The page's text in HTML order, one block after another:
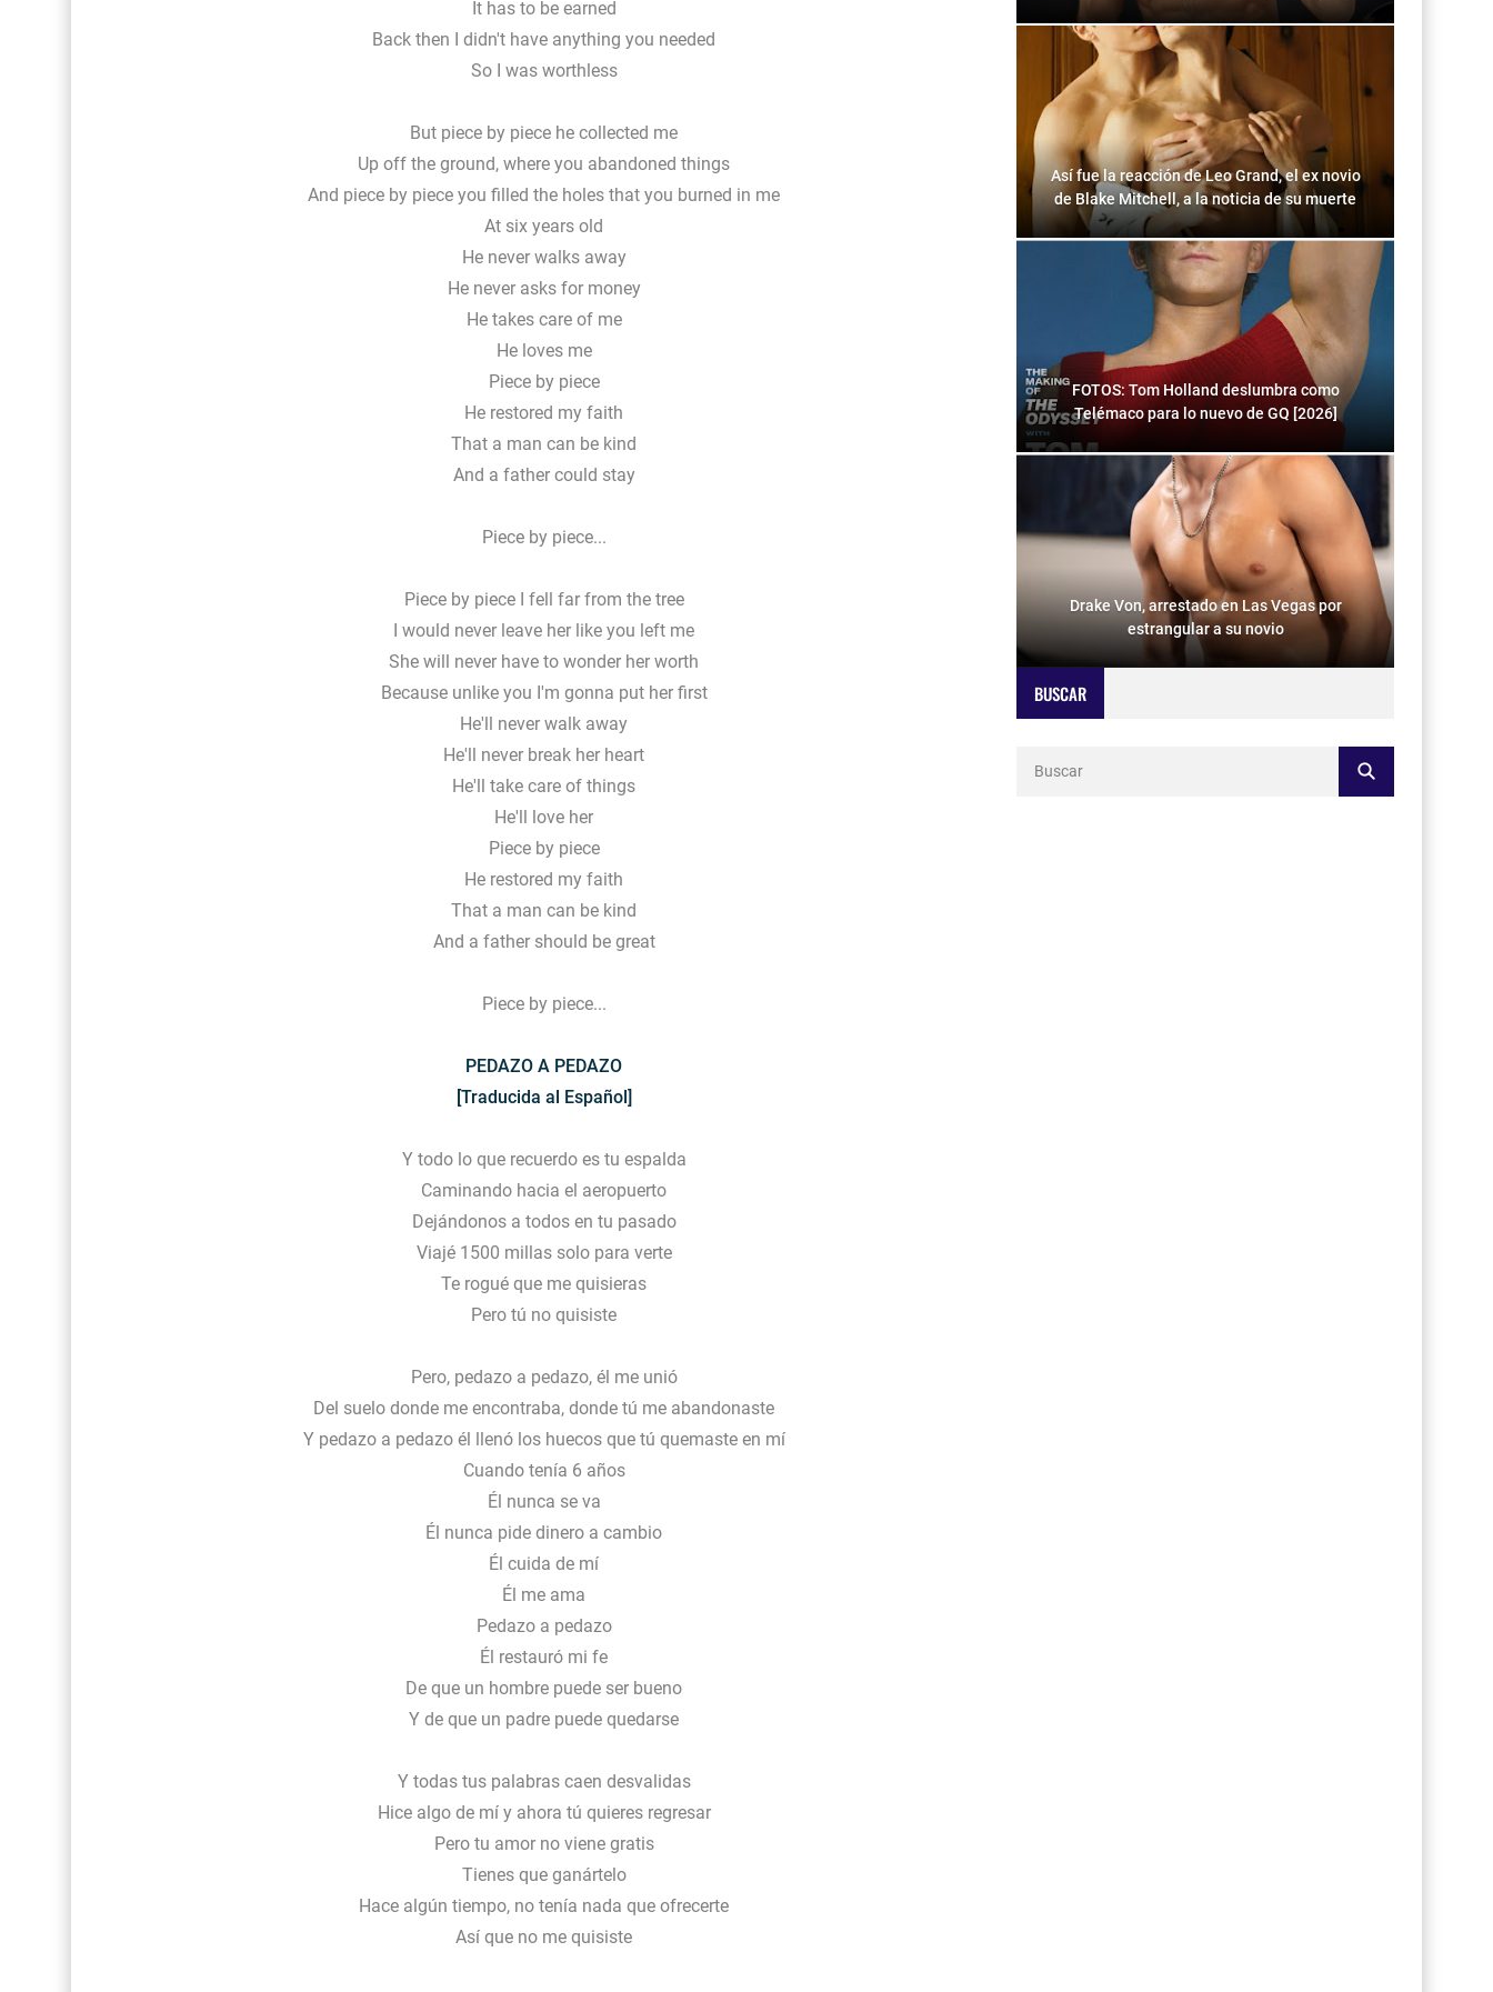
It has to be earned
Back then I didn't have anything you needed
So I was worthless
But piece by piece he collected me
Up off the ground, where you abandoned things
And piece by piece you filled the holes that you burned in me
At six years old
He never walks away
He never asks for money
He takes care of me
He loves me
Piece by piece
He restored my faith
That a man can be kind
And a father could stay
Piece by piece...
Piece by piece I fell far from the tree
I would never leave her like you left me
She will never have to wonder her worth
Because unlike you I'm gonna put her first
He'll never walk away
He'll never break her heart
He'll take care of things
He'll love her
Piece by piece
He restored my faith
That a man can be kind
And a father should be great
Piece by piece...
PEDAZO A PEDAZO
[Traducida al Español]
Y todo lo que recuerdo es tu espalda
Caminando hacia el aeropuerto
Dejándonos a todos en tu pasado
Viajé 1500 millas solo para verte
Te rogué que me quisieras
Pero tú no quisiste
Pero, pedazo a pedazo, él me unió
Del suelo donde me encontraba, donde tú me abandonaste
Y pedazo a pedazo él llenó los huecos que tú quemaste en mí
Cuando tenía 6 años
Él nunca se va
Él nunca pide dinero a cambio
Él cuida de mí
Él me ama
Pedazo a pedazo
Él restauró mi fe
De que un hombre puede ser bueno
Y de que un padre puede quedarse
Y todas tus palabras caen desvalidas
Hice algo de mí y ahora tú quieres regresar
Pero tu amor no viene gratis
Tienes que ganártelo
Hace algún tiempo, no tenía nada que ofrecerte
Así que no me quisiste
Así fue la reacción de Leo Grand, el ex novio
de Blake Mitchell, a la noticia de su muerte
FOTOS: Tom Holland deslumbra como
Telémaco para lo nuevo de GQ [2026]
Drake Von, arrestado en Las Vegas por
estrangular a su novio
BUSCAR